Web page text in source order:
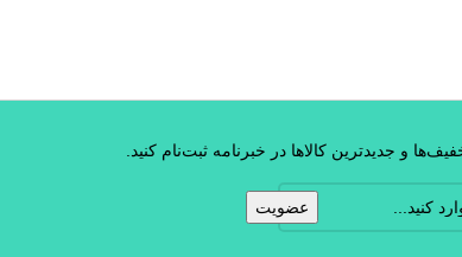
و جدیدترین کالاها در خبرنامه ثبت‌نام کنید.